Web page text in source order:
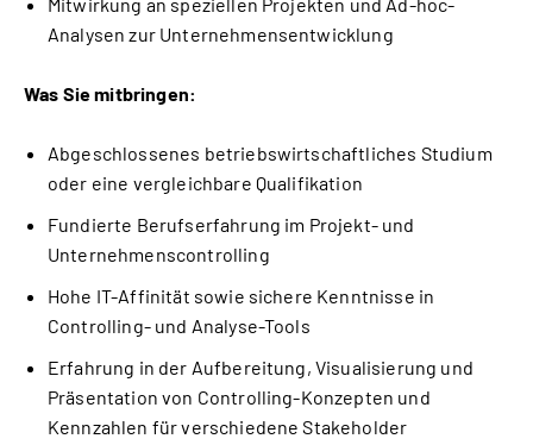
Analysen zur Unternehmensentwicklung
Was Sie mitbringen:
Abgeschlossenes betriebswirtschaftliches Studium
oder eine vergleichbare Qualifikation
Fundierte Berufserfahrung im Projekt- und
Unternehmenscontrolling
Hohe IT-Affinität sowie sichere Kenntnisse in
Controlling- und Analyse-Tools
Erfahrung in der Aufbereitung, Visualisierung und
Präsentation von Controlling-Konzepten und
Kennzahlen für verschiedene Stakeholder